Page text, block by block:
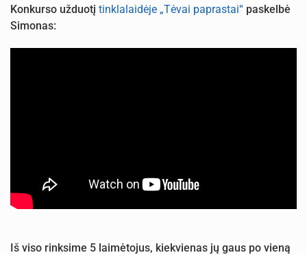
Konkurso užduotį tinklalaidėje „Tėvai paprastai“ paskelbė
Simonas:
Iš viso rinksime 5 laimėtojus, kiekvienas jų gaus po vieną